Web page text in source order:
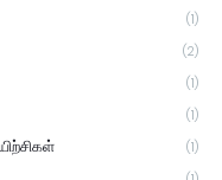
(1)
(2)
(1)
(1)
(1)